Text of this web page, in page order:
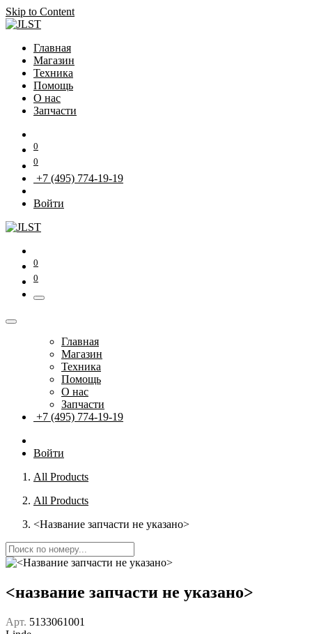
Skip to Content
Главная
Магазин
Техника
Помощь
О нас
Запчасти
0
0
+7 (495) 774-19-19
Войти
0
0
Главная
Магазин
Техника
Помощь
О нас
Запчасти
+7 (495) 774-19-19
Войти
All Products
All Products
<Название запчасти не указано>
<название запчасти не указано>
Арт. 5133061001